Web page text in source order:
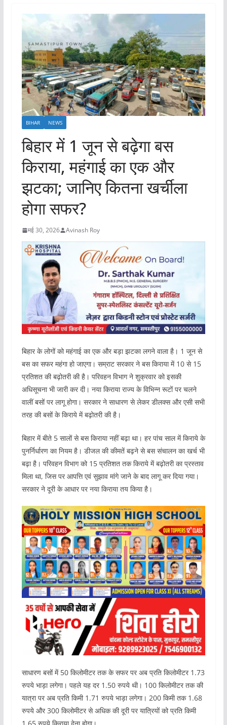
BIHAR NEWS
बिहार में 1 जून से बढ़ेगा बस
किराया, महंगाई का एक और
झटका; जानिए कितना खर्चीला
होगा सफर?
मई 30, 2026 Avinash Roy
बिहार के लोगों को महंगाई का एक और बड़ा झटका लगने वाला है। 1 जून से
बस का सफर महंगा हो जाएगा। सम्राट सरकार ने बस किराया में 10 से 15
प्रतिशत की बढ़ोतरी की है। परिवहन विभाग ने शुक्रवार को इसकी
अधिसूचना भी जारी कर दी। नया किराया राज्य के विभिन्न रूटों पर चलने
वालीं बसों पर लागू होगा। सरकार ने साधारण से लेकर डीलक्स और एसी सभी
तरह की बसों के किराये में बढ़ोतरी की है।
बिहार में बीते 5 सालों से बस किराया नहीं बढ़ा था। हर पांच साल में किराये के
पुनर्निर्धारण का नियम है। डीजल की कीमतें बढ़ने से बस संचालन का खर्च भी
बढ़ा है। परिवहन विभाग को 15 प्रतिशत तक किराये में बढ़ोतरी का प्रस्ताव
मिला था, जिस पर आपत्ति एवं सुझाव मांगे जाने के बाद लागू कर दिया गया।
सरकार ने दूरी के आधार पर नया किराया तय किया है।
साधारण बसों में 50 किलोमीटर तक के सफर पर अब प्रति किलोमीटर 1.73
रुपये भाड़ा लगेगा। पहले यह दर 1.50 रुपये थी। 100 किलोमीटर तक की
यात्रा पर अब प्रति किमी 1.71 रुपये भाड़ा लगेगा। 200 किमी तक 1.68
रुपये और 300 किलोमीटर से अधिक की दूरी पर यात्रियों को प्रति किमी